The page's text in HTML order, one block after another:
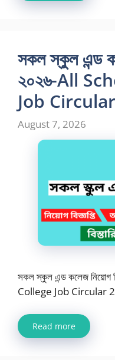
সকল স্কুল এন্ড
২০২৬-All
Job
August 7, 2026
সকল স্কুল এন্ড কলেজ
College Job Circular
Read more